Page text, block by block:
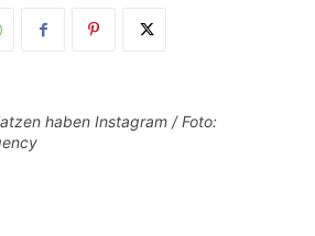
haben Instagram / Foto: